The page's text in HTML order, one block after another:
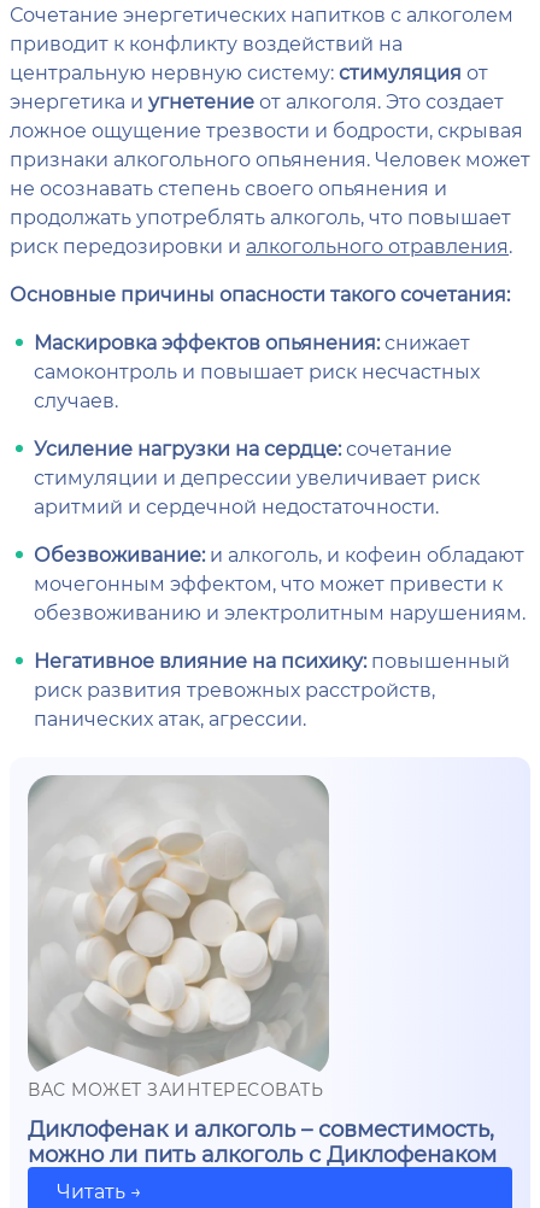
Сочетание энергетических напитков с алкоголем
приводит к конфликту воздействий на
центральную нервную систему:стимуляция от
энергетика и угнетениеот алкоголя. Это создает
ложное ощущение трезвости и бодрости, скрывая
признаки алкогольного опьянения. Человек может
не осознавать степень своего опьянения и
продолжать употреблять алкоголь, что повышает
риск передозировки и алкогольного отравления.
Основные причины опасности такого сочетания:
Маскировка эффектов опьянения:снижает
самоконтроль и повышает риск несчастных
случаев.
Усиление нагрузки на сердце:сочетание
стимуляции и депрессии увеличивает риск
аритмий и сердечной недостаточности.
Обезвоживание:и алкоголь, и кофеин обладают
мочегонным эффектом, что может привести к
обезвоживанию и электролитным нарушениям.
Негативное влияние на психику:повышенный
риск развития тревожных расстройств,
панических атак, агрессии.
ВАС МОЖЕТ ЗАИНТЕРЕСОВАТЬ
Диклофенак и алкоголь – совместимость,
можно ли пить алкоголь с Диклофенаком
Читать →